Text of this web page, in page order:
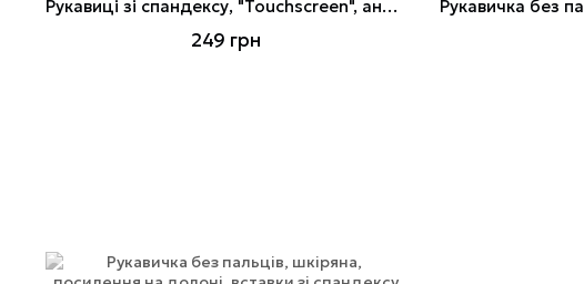
Рукавиці зі спандексу, "Touchscreen", антиковзне покриття долоні, вставки Gripteq 3S 10" INTERTOOL SP-0182
249 грн